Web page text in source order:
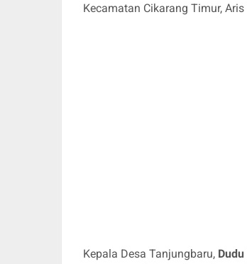
Kecamatan Cikarang Timur,
Kepala Desa Tanjungbaru,